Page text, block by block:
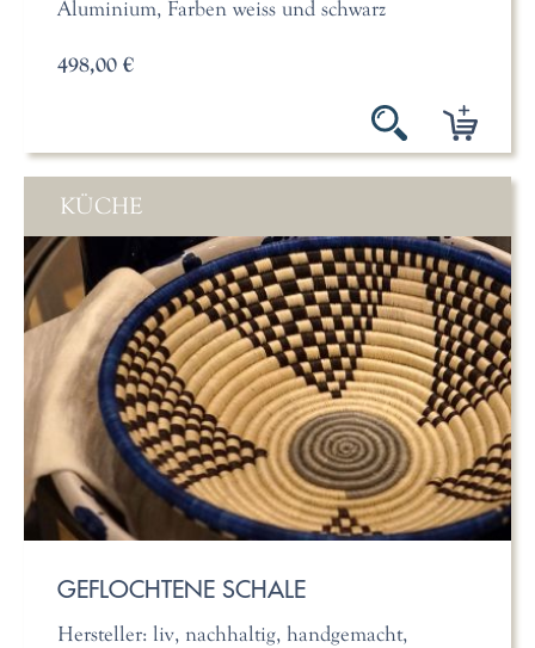
Aluminium, Farben weiss und schwarz
498,00 €
KÜCHE
GEFLOCHTENE SCHALE
Hersteller: liv, nachhaltig, handgemacht,